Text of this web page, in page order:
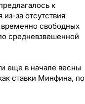
к
за отсутствия
свободных
средневзвешенной
еще в начале весны
ставки Минфина, по